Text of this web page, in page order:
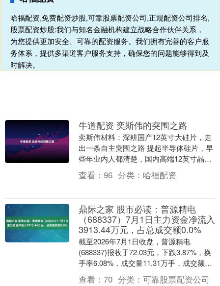
哈福配资,免费配资炒股,可靠股票配资公司,正规配资公司排名,
股票配资炒股:我们与知名金融机构建立战略合作伙伴关系，
为您提供更加安全、可靠的配资服务。我们拥有完善的客户服
务体系，提供多渠道客户服务支持，确保您的问题能够得到及
时解决。
牛道配资 奕斯伟的突围之路
奕斯伟材料：深耕国产12英寸大硅片，走
出一条自主突围之路 提起半导体硅片，早
些年业内人都清楚，国内高端12英寸晶圆
材料基本被海外几家企业攥在手里，本土
厂商很难分....
查看： 96 分类： 哈福配资
鼎际之家 股市必读：普源精电
（688337）7月1日主力资金净流入
3913.44万元，占总成交额0.0%
截至2026年7月1日收盘，普源精电
(688337)报收于72.03元，下跌3.87%，换
手率6.08%，成交量11.31万手，成交额
8.43亿元。 当日关注点....
查看： 70 分类： 可靠股票配资公司